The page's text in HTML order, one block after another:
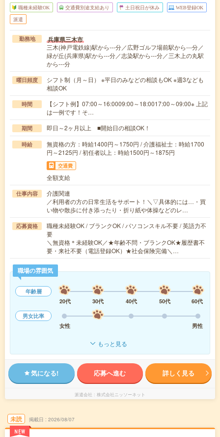
職種未経験OK 交通費別途支給あり 土日祝日が休み WEB登録OK
派遣
勤務地 兵庫県三木市
三木(神戸電鉄線)駅から---分／広野ゴルフ場前駅から---分／
緑が丘(兵庫県)駅から---分／志染駅から---分／三木上の丸駅
から---分
曜日頻度
シフト制（月～日） ※平日のみなどの相談もOK ※週3なども
相談OK
時間
【シフト例】07:00～16:0009:00～18:0017:00～09:00※ 上記
は一例です！そ…
期間 即日～2ヶ月以上 ■開始日の相談OK！
時給
無資格の方：時給1400円～1750円 / 介護福祉士：時給1700
円～2125円 / 初任者以上：時給1500円～1875円
交通費
全額支給
仕事内容
介護関連
／利用者の方の日常生活をサポート！＼▽具体的には…・買
い物や散歩に付き添ったり・折り紙や体操などのレ…
応募資格
職種未経験OK / ブランクOK / パソコンスキル不要 / 英語力不
要
＼無資格＊未経験OK／★年齢不問・ブランクOK★履歴書不
要・来社不要（電話登録OK）★社会保険完備＼…
職場の雰囲気
年齢層
20代
30代 40代 50代
60代
男女比率
女性
男性
もっと見る
気になる! 応募へ進む 詳しく見る
派遣会社 株式会社ニッソーネット
未読
NEW
掲載日 2026/08/07